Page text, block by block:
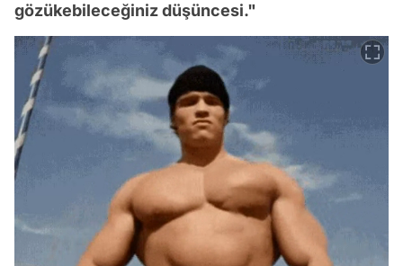
gözükebileceğiniz düşüncesi."